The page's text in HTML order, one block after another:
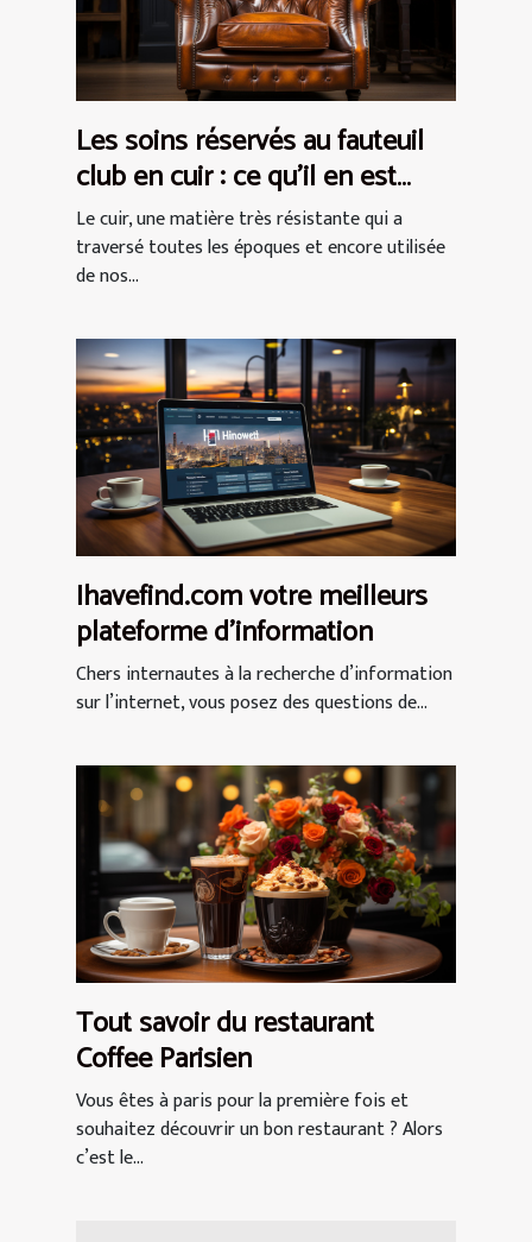
Les soins réservés au fauteuil
club en cuir : ce qu’il en est
concrètement !
Le cuir, une matière très résistante qui a
traversé toutes les époques et encore utilisée
de nos...
Ihavefind.com votre meilleurs
plateforme d'information
Chers internautes à la recherche d’information
sur l’internet, vous posez des questions de...
Tout savoir du restaurant
Coffee Parisien
Vous êtes à paris pour la première fois et
souhaitez découvrir un bon restaurant ? Alors
c’est le...